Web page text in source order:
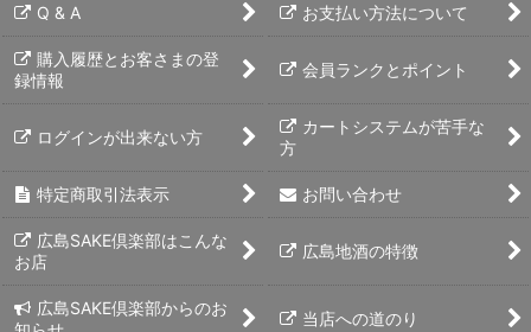
Q & A お支払い方法について
購入履歴とお客さまの登
録情報
会員ランクとポイント
ログインが出来ない方
カートシステムが苦手な
方
特定商取引法表示 お問い合わせ
広島SAKE倶楽部はこんな
お店
広島地酒の特徴
広島SAKE倶楽部からのお
当店への道のり